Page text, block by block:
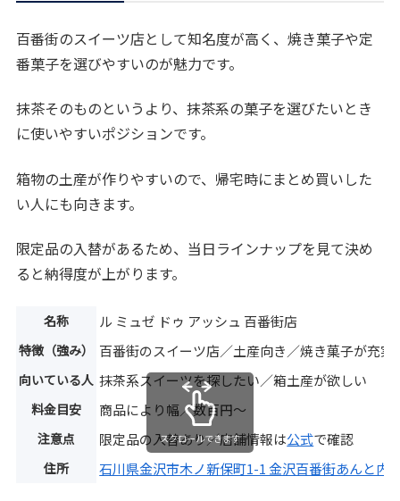
百番街のスイーツ店として知名度が高く、焼き菓子や定
番菓子を選びやすいのが魅力です。
抹茶そのものというより、抹茶系の菓子を選びたいとき
に使いやすいポジションです。
箱物の土産が作りやすいので、帰宅時にまとめ買いした
い人にも向きます。
限定品の入替があるため、当日ラインナップを見て決め
ると納得度が上がります。
名称 ル ミュゼ ドゥ アッシュ 百番街店
特徴（強み） 百番街のスイーツ店／土産向き／焼き菓子が充実
向いている人 抹茶系スイーツを探したい／箱土産が欲しい
料金目安 商品により幅／数百円〜
注意点 限定品の入替あり／店舗情報は公式で確認
住所 石川県金沢市木ノ新保町1-1 金沢百番街あんと内
スクロールできます